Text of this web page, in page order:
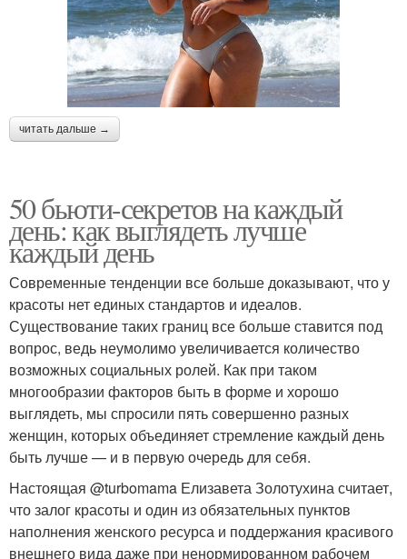
читать дальше →
50 бьюти-секретов на каждый
день: как выглядеть лучше
каждый день
Современные тенденции все больше доказывают, что у
красоты нет единых стандартов и идеалов.
Существование таких границ все больше ставится под
вопрос, ведь неумолимо увеличивается количество
возможных социальных ролей. Как при таком
многообразии факторов быть в форме и хорошо
выглядеть, мы спросили пять совершенно разных
женщин, которых объединяет стремление каждый день
быть лучше — и в первую очередь для себя.
Настоящая @turbomama Елизавета Золотухина считает,
что залог красоты и один из обязательных пунктов
наполнения женского ресурса и поддержания красивого
внешнего вида даже при ненормированном рабочем